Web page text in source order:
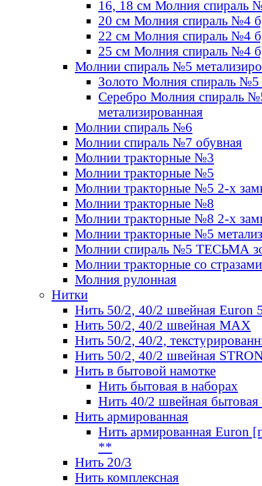
16, 18 см Молния спираль
20 см Молния спираль №4
22 см Молния спираль №4
25 см Молния спираль №4
Молнии спираль №5
Золото Молния спираль №5
Серебро Молния спираль
метализированная
Молнии спираль №6
Молнии спираль №7 обувная
Молнии тракторные №3
Молнии тракторные №5
Молнии тракторные №5 2-х
Молнии тракторные №8
Молнии тракторные №8 2-х
Молнии тракторные №5
Молнии спираль №5 ТЕСЬМА
Молнии тракторные со стразами
Молния рулонная
Нитки
Нить 50/2, 40/2 швейная Euron
Нить 50/2, 40/2 швейная МАХ
Нить 50/2, 40/2,
Нить 50/2, 40/2 швейная
Нить в бытовой намотке
Нить бытовая в наборах
Нить 40/2 швейная бытовая
Нить армированная
Нить армированная Euron
**
Нить 20/3
Нить комплексная